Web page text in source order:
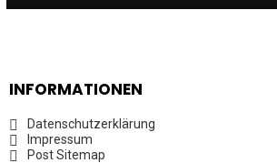
INFORMATIONEN
Datenschutzerklärung
Impressum
Post Sitemap